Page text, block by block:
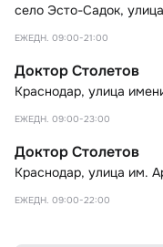
село Эсто-Садок,
ЕЖЕДН. 09:00-21:00
Доктор Столетов
Краснодар, улица
ЕЖЕДН. 09:00-23:00
Доктор Столетов
Краснодар, улица им.
ЕЖЕДН. 09:00-22:00